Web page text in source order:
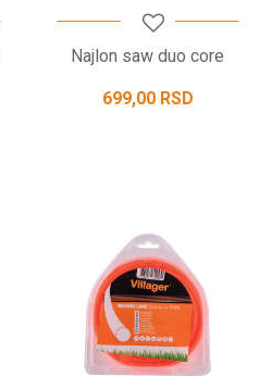
Najlon saw duo core
699,00 RSD